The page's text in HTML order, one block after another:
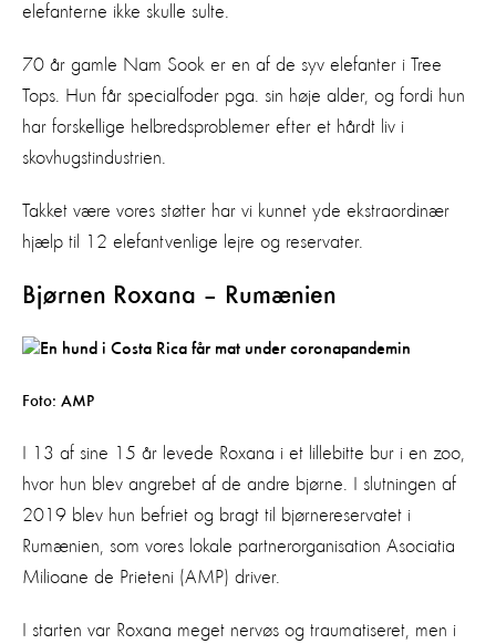
elefanterne ikke skulle sulte.
70 år gamle Nam Sook er en af de syv elefanter i Tree
Tops. Hun får specialfoder pga. sin høje alder, og fordi hun
har forskellige helbredsproblemer efter et hårdt liv i
skovhugstindustrien.
Takket være vores støtter har vi kunnet yde ekstraordinær
hjælp til 12 elefantvenlige lejre og reservater.
Bjørnen Roxana – Rumænien
Foto: AMP
I 13 af sine 15 år levede Roxana i et lillebitte bur i en zoo,
hvor hun blev angrebet af de andre bjørne. I slutningen af
2019 blev hun befriet og bragt til bjørnereservatet i
Rumænien, som vores lokale partnerorganisation Asociatia
Milioane de Prieteni (AMP) driver.
I starten var Roxana meget nervøs og traumatiseret, men i